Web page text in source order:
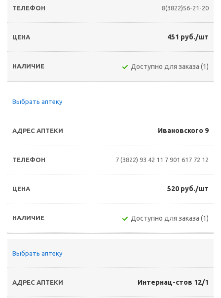
8(3822)56-21-20
451 руб./шт
Доступно для заказа (1)
Выбрать аптеку
Ивановского 9
7 (3822) 93 42 11 7 901 617 72 12
520 руб./шт
Доступно для заказа (1)
Выбрать аптеку
Интернац-стов 12/1